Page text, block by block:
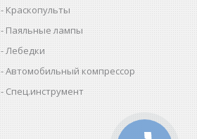
Краскопульты
Паяльные лампы
Лебедки
Автомобильный компрессор
Спец.инструмент